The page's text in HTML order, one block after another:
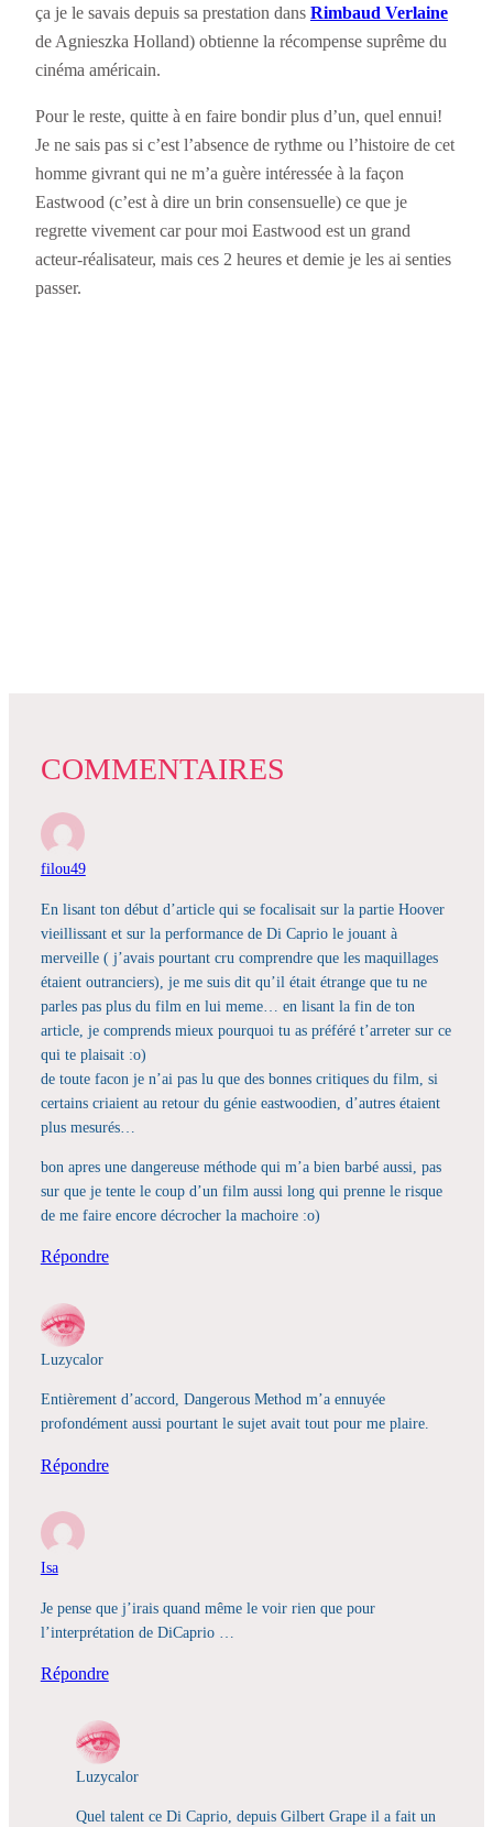
ça je le savais depuis sa prestation dans Rimbaud Verlaine
de Agnieszka Holland) obtienne la récompense suprême du
cinéma américain.
Pour le reste, quitte à en faire bondir plus d’un, quel ennui!
Je ne sais pas si c’est l’absence de rythme ou l’histoire de cet
homme givrant qui ne m’a guère intéressée à la façon
Eastwood (c’est à dire un brin consensuelle) ce que je
regrette vivement car pour moi Eastwood est un grand
acteur-réalisateur, mais ces 2 heures et demie je les ai senties
passer.
COMMENTAIRES
filou49
En lisant ton début d’article qui se focalisait sur la partie Hoover
vieillissant et sur la performance de Di Caprio le jouant à
merveille ( j’avais pourtant cru comprendre que les maquillages
étaient outranciers), je me suis dit qu’il était étrange que tu ne
parles pas plus du film en lui meme… en lisant la fin de ton
article, je comprends mieux pourquoi tu as préféré t’arreter sur ce
qui te plaisait :o)
de toute facon je n’ai pas lu que des bonnes critiques du film, si
certains criaient au retour du génie eastwoodien, d’autres étaient
plus mesurés…
bon apres une dangereuse méthode qui m’a bien barbé aussi, pas
sur que je tente le coup d’un film aussi long qui prenne le risque
de me faire encore décrocher la machoire :o)
Répondre
Luzycalor
Entièrement d’accord, Dangerous Method m’a ennuyée
profondément aussi pourtant le sujet avait tout pour me plaire.
Répondre
Isa
Je pense que j’irais quand même le voir rien que pour
l’interprétation de DiCaprio …
Répondre
Luzycalor
Quel talent ce Di Caprio, depuis Gilbert Grape il a fait un